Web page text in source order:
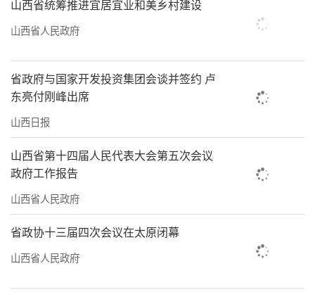
山西省统筹推进宜居宜业和美乡村建设
山西省人民政府
省政府与国家开发投资集团会谈并签约 卢
东亮付刚峰出席
山西日报
山西省第十四届人民代表大会第五次会议
政府工作报告
山西省人民政府
省政协十三届四次会议在太原闭幕
山西省人民政府